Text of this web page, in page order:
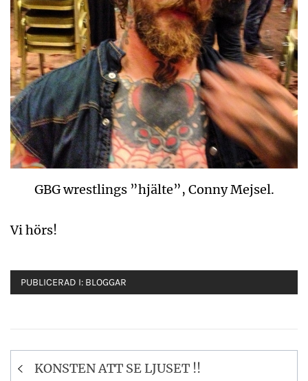
GBG wrestlings ”hjälte”, Conny Mejsel.
Vi hörs!
PUBLICERAD I: BLOGGAR
Inläggsnavigering
KONSTEN ATT SE LJUSET !!